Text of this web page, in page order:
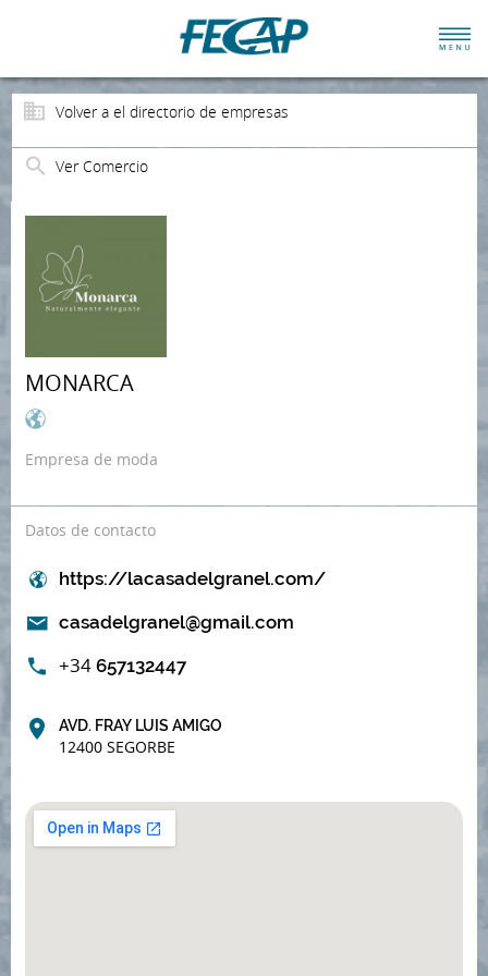
Volver a el directorio de empresas
Ver Comercio
MONARCA
Empresa de moda
Datos de contacto
https://lacasadelgranel.com/
casadelgranel@gmail.com
+34 657132447
AVD. FRAY LUIS AMIGO
12400 SEGORBE